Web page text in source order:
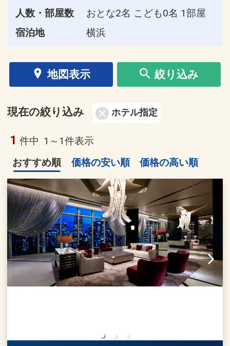
人数・部屋数
おとな2名 こども0名 1部屋
宿泊地
横浜
地図表示 絞り込み
現在の絞り込み ホテル指定
1 件中 1～1件表示
おすすめ順
価格の安い順 価格の高い順